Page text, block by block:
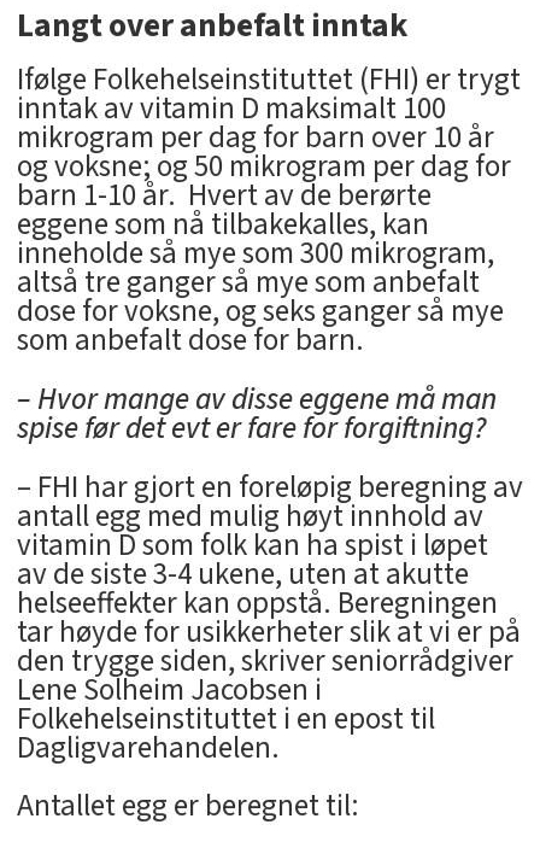
Langt over anbefalt inntak
Ifølge Folkehelseinstituttet (FHI) er trygt
inntak av vitamin D maksimalt 100
mikrogram per dag for barn over 10 år
og voksne; og 50 mikrogram per dag for
barn 1-10 år. Hvert av de berørte
eggene som nå tilbakekalles, kan
inneholde så mye som 300 mikrogram,
altså tre ganger så mye som anbefalt
dose for voksne, og seks ganger så mye
som anbefalt dose for barn.
– Hvor mange av disse eggene må man
spise før det evt er fare for forgiftning?
– FHI har gjort en foreløpig beregning av
antall egg med mulig høyt innhold av
vitamin D som folk kan ha spist i løpet
av de siste 3-4 ukene, uten at akutte
helseeffekter kan oppstå. Beregningen
tar høyde for usikkerheter slik at vi er på
den trygge siden, skriver seniorrådgiver
Lene Solheim Jacobsen i
Folkehelseinstituttet i en epost til
Dagligvarehandelen.
Antallet egg er beregnet til: